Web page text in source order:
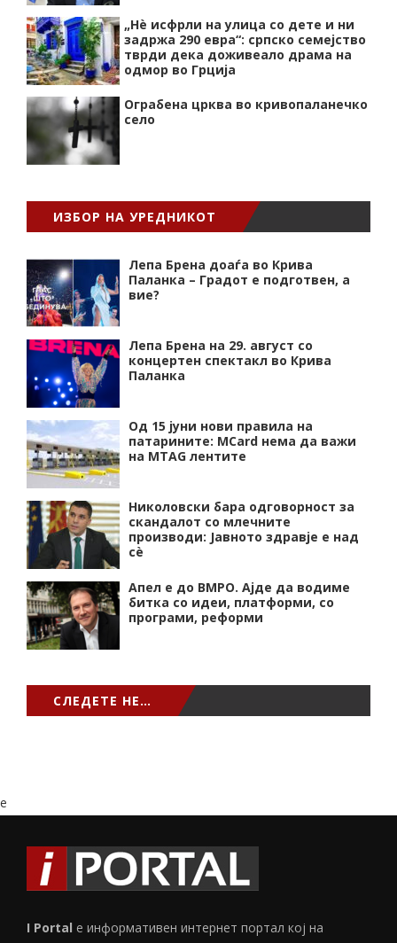
„Нѐ исфрли на улица со дете и ни
задржа 290 евра“: српско семејство
тврди дека доживеало драма на
одмор во Грција
Ограбена црква во кривопаланечко
село
ИЗБОР НА УРЕДНИКОТ
Лепа Брена доаѓа во Крива
Паланка – Градот е подготвен, а
вие?
Лепа Брена на 29. август со
концертен спектакл во Крива
Паланка
Од 15 јуни нови правила на
патарините: MCard нема да важи
на MTAG лентите
Николовски бара одговорност за
скандалот со млечните
производи: Јавното здравје е над
сѐ
Апел е до ВМРО. Ајде да водиме
битка со идеи, платформи, со
програми, реформи
СЛЕДЕТЕ НЕ…
e
I Portal е информативен интернет портал кој на